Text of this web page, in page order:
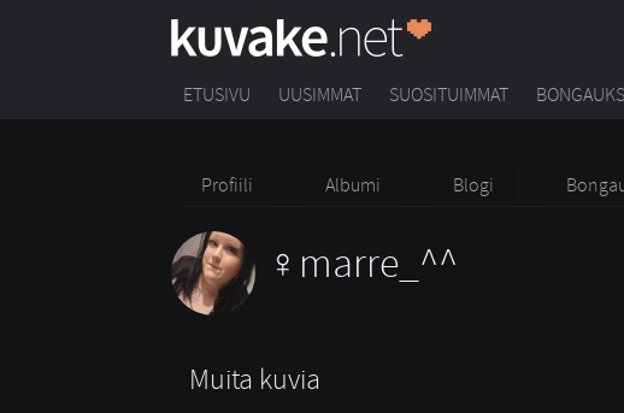
ETUSIVU UUSIMMAT SUOSITUIMMAT
Profiili Albumi Blogi
marre_^^
Muita kuvia